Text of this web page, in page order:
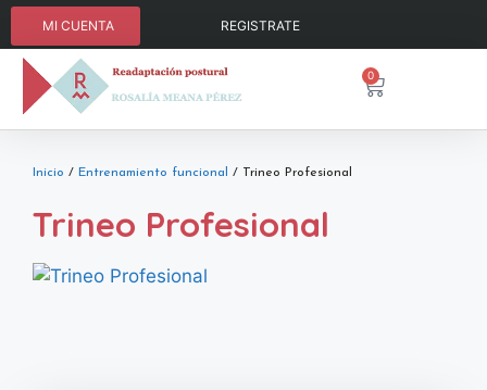
MI CUENTA REGISTRATE
0
Inicio / Entrenamiento funcional / Trineo Profesional
Trineo Profesional